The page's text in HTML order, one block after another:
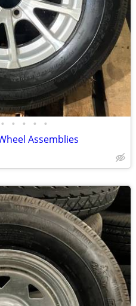
• • • • •
Assemblies